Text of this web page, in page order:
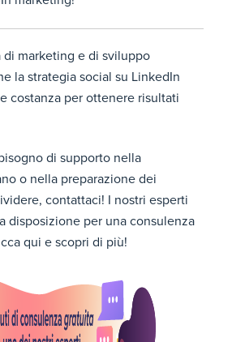
marketing e di sviluppo
la strategia social su LinkedIn
costanza per ottenere risultati
di supporto nella
o nella preparazione dei
contattaci! I nostri esperti
disposizione per una consulenza
qui e scopri di più!